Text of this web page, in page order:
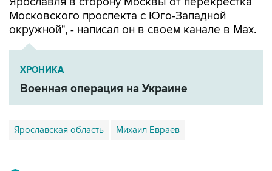
Московского проспекта с Юго-Западной
окружной", - написал он в своем канале в Мах.
ХРОНИКА
Военная операция на Украине
Ярославская область Михаил Евраев